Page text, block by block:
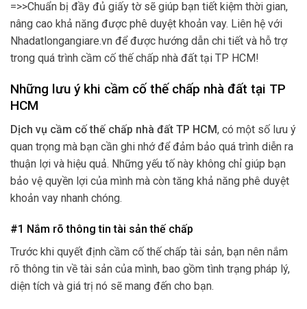
=>>Chuẩn bị đầy đủ giấy tờ sẽ giúp bạn tiết kiệm thời gian,
nâng cao khả năng được phê duyệt khoản vay. Liên hệ với
Nhadatlongangiare.vn để được hướng dẫn chi tiết và hỗ trợ
trong quá trình cầm cố thế chấp nhà đất tại TP HCM!
Những lưu ý khi cầm cố thế chấp nhà đất tại TP
HCM
Dịch vụ cầm cố thế chấp nhà đất TP HCM, có một số lưu ý
quan trọng mà bạn cần ghi nhớ để đảm bảo quá trình diễn ra
thuận lợi và hiệu quả. Những yếu tố này không chỉ giúp bạn
bảo vệ quyền lợi của mình mà còn tăng khả năng phê duyệt
khoản vay nhanh chóng.
#1 Nắm rõ thông tin tài sản thế chấp
Trước khi quyết định cầm cố thế chấp tài sản, bạn nên nắm
rõ thông tin về tài sản của mình, bao gồm tình trạng pháp lý,
diện tích và giá trị nó sẽ mang đến cho bạn.